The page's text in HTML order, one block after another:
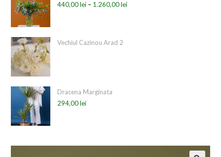
440,00lei – 1.260,00lei
Vechiul Cazinou Arad 2
Dracena Marginata
294,00lei